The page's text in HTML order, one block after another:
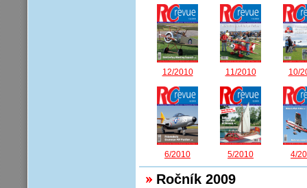
12/2010 11/2010 10/
6/2010 5/2010 4/
Ročník 2009